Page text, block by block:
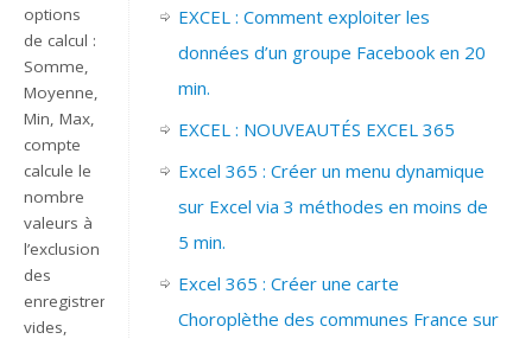
options
de calcul :
Somme,
Moyenne,
Min, Max,
compte
calcule le
nombre
valeurs à
l’exclusion
des
enregistrements
vides,
EXCEL : Comment exploiter les
données d’un groupe Facebook en 20
min.
EXCEL : NOUVEAUTÉS EXCEL 365
Excel 365 : Créer un menu dynamique
sur Excel via 3 méthodes en moins de
5 min.
Excel 365 : Créer une carte
Choroplèthe des communes France sur